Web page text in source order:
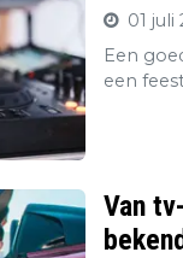
01 juli
Een
een
Van